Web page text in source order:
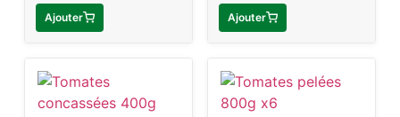
Ajouter Ajouter